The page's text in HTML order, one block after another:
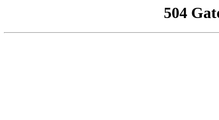
504